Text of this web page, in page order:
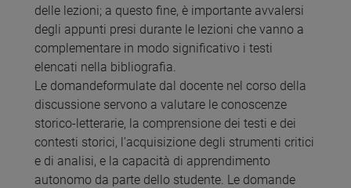
delle lezioni; a questo fine, è importante avvalersi
degli appunti presi durante le lezioni che vanno a
complementare in modo significativo i testi
elencati nella bibliografia.
Le domandeformulate dal docente nel corso della
discussione servono a valutare le conoscenze
storico-letterarie, la comprensione dei testi e dei
contesti storici, l'acquisizione degli strumenti critici
e di analisi, e la capacità di apprendimento
autonomo da parte dello studente. Le domande